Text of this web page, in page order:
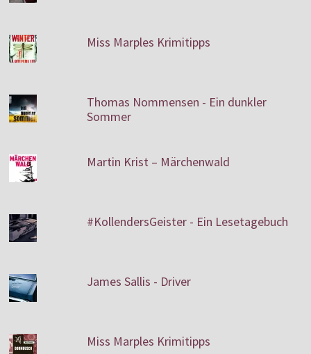
Miss Marples Krimitipps
Thomas Nommensen - Ein dunkler
Sommer
Martin Krist – Märchenwald
#KollendersGeister - Ein Lesetagebuch
James Sallis - Driver
Miss Marples Krimitipps